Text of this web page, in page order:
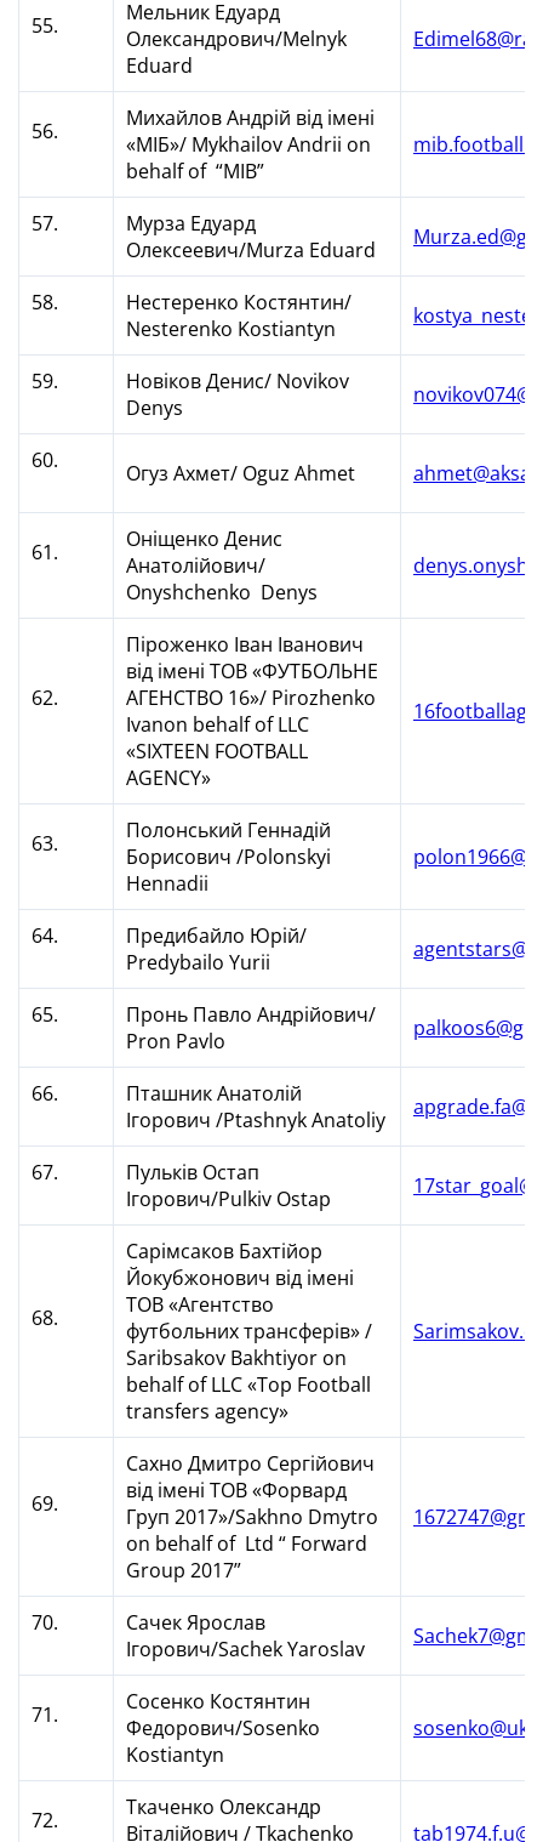
55.
Мельник Едуард
Олександрович/Melnyk
Eduard
56.
Михайлов Андрій від імені
«МІБ»/ Mykhailov Andrii on
behalf of “MIB”
57.
Мурза Едуард
Олексеевич/Murza Eduard
58.
Нестеренко Костянтин/
Nesterenko Kostiantyn
59.
Новіков Денис/ Novikov
Denys
60. Огуз Ахмет/ Oguz Ahmet
61.
Оніщенко Денис
Анатолійович/
Onyshchenko Denys
62.
Піроженко Іван Іванович
від імені ТОВ «ФУТБОЛЬНЕ
АГЕНСТВО 16»/ Pirozhenko
Ivanon behalf of LLC
«SIXTEEN FOOTBALL
AGENCY»
63.
Полонський Геннадій
Борисович /Polonskyi
Hennadii
64.
Предибайло Юрій/
Predybailo Yurii
65.
Пронь Павло Андрійович/
Pron Pavlo
66.
Пташник Анатолій
Ігорович /Ptashnyk Anatoliy
67.
Пульків Остап
Ігорович/Pulkiv Ostap
68.
Сарімсаков Бахтійор
Йокубжонович від імені
ТОВ «Агентство
футбольних трансферів» /
Saribsakov Bakhtiyor on
behalf of LLC «Top Football
transfers agency»
69.
Сахно Дмитро Сергійович
від імені ТОВ «Форвард
Груп 2017»/Sakhno Dmytro
on behalf of Ltd “ Forward
Group 2017”
70.
Сачек Ярослав
Ігорович/Sachek Yaroslav
71.
Сосенко Костянтин
Федорович/Sosenko
Kostiantyn
72.
Ткаченко Олександр
Віталійович / Tkachenko